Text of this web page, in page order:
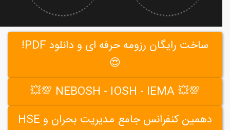
ساخت رایگان رزومه حرفه ای و دانلود PDF!
😍
💯💥 NEBOSH - IOSH - IEMA 💯💥
دهمین کنفرانس جامع مدیریت بحران و HSE